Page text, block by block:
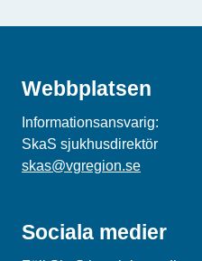
Webbplatsen
Informationsansvarig:
SkaS sjukhusdirektör
skas@vgregion.se
Sociala medier